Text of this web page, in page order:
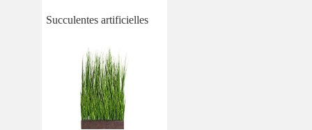
Succulentes artificielles